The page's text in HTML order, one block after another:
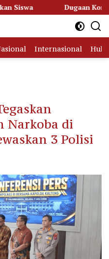
Dugaan Korupsi Dana Hibah
Internasional
Narkoba di
3 Polisi